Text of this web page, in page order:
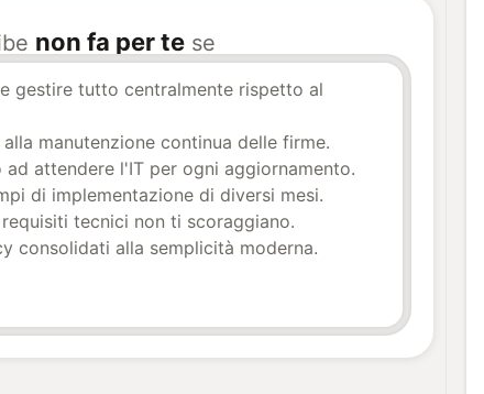
non fa per te se
gestire tutto centralmente rispetto al
manutenzione continua delle firme.
attendere l'IT per ogni aggiornamento.
di implementazione di diversi mesi.
tecnici non ti scoraggiano.
consolidati alla semplicità moderna.